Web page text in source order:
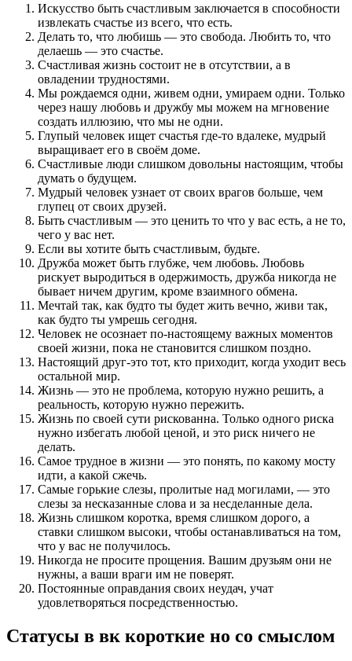
Искусство быть счастливым заключается в способности
извлекать счастье из всего, что есть.
Делать то, что любишь — это свобода. Любить то, что
делаешь — это счастье.
Счастливая жизнь состоит не в отсутствии, а в
овладении трудностями.
Мы рождаемся одни, живем одни, умираем одни. Только
через нашу любовь и дружбу мы можем на мгновение
создать иллюзию, что мы не одни.
Глупый человек ищет счастья где-то вдалеке, мудрый
выращивает его в своём доме.
Счастливые люди слишком довольны настоящим, чтобы
думать о будущем.
Мудрый человек узнает от своих врагов больше, чем
глупец от своих друзей.
Быть счастливым — это ценить то что у вас есть, а не то,
чего у вас нет.
Если вы хотите быть счастливым, будьте.
Дружба может быть глубже, чем любовь. Любовь
рискует выродиться в одержимость, дружба никогда не
бывает ничем другим, кроме взаимного обмена.
Мечтай так, как будто ты будет жить вечно, живи так,
как будто ты умрешь сегодня.
Человек не осознает по-настоящему важных моментов
своей жизни, пока не становится слишком поздно.
Настоящий друг-это тот, кто приходит, когда уходит весь
остальной мир.
Жизнь — это не проблема, которую нужно решить, а
реальность, которую нужно пережить.
Жизнь по своей сути рискованна. Только одного риска
нужно избегать любой ценой, и это риск ничего не
делать.
Самое трудное в жизни — это понять, по какому мосту
идти, а какой сжечь.
Самые горькие слезы, пролитые над могилами, — это
слезы за несказанные слова и за несделанные дела.
Жизнь слишком коротка, время слишком дорого, а
ставки слишком высоки, чтобы останавливаться на том,
что у вас не получилось.
Никогда не просите прощения. Вашим друзьям они не
нужны, а ваши враги им не поверят.
Постоянные оправдания своих неудач, учат
удовлетворяться посредственностью.
Статусы в вк короткие но со смыслом